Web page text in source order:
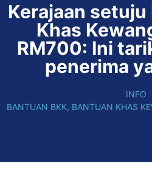
Kerajaan
Khas
RM700: Ini
penerima
INFO
BANTUAN BKK, BANTUAN KHAS